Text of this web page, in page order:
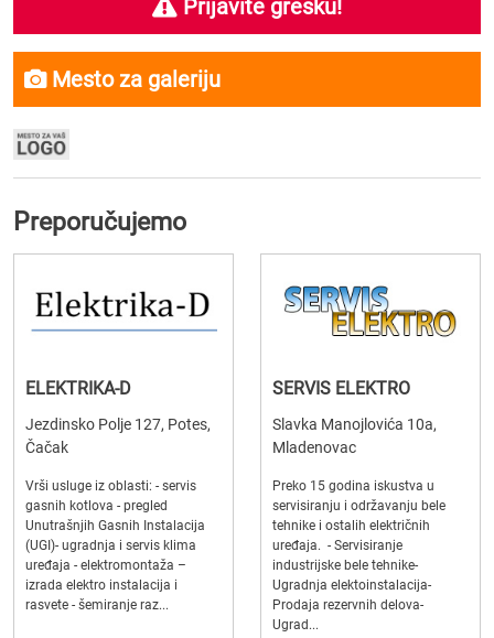
Prijavite grešku!
Mesto za galeriju
Preporučujemo
ELEKTRIKA-D
Jezdinsko Polje 127, Potes,
Čačak
Vrši usluge iz oblasti: - servis
gasnih kotlova - pregled
Unutrašnjih Gasnih Instalacija
(UGI)- ugradnja i servis klima
uređaja - elektromontaža –
izrada elektro instalacija i
rasvete - šemiranje raz...
SERVIS ELEKTRO
Slavka Manojlovića 10a,
Mladenovac
Preko 15 godina iskustva u
servisiranju i održavanju bele
tehnike i ostalih električnih
uređaja. - Servisiranje
industrijske bele tehnike-
Ugradnja elektoinstalacija-
Prodaja rezervnih delova-
Ugrad...